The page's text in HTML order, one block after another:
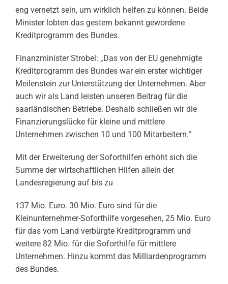
eng vernetzt sein, um wirklich helfen zu können. Beide
Minister lobten das gestern bekannt gewordene
Kreditprogramm des Bundes.
Finanzminister Strobel: „Das von der EU genehmigte
Kreditprogramm des Bundes war ein erster wichtiger
Meilenstein zur Unterstützung der Unternehmen. Aber
auch wir als Land leisten unseren Beitrag für die
saarländischen Betriebe. Deshalb schließen wir die
Finanzierungslücke für kleine und mittlere
Unternehmen zwischen 10 und 100 Mitarbeitern.“
Mit der Erweiterung der Soforthilfen erhöht sich die
Summe der wirtschaftlichen Hilfen allein der
Landesregierung auf bis zu
137 Mio. Euro. 30 Mio. Euro sind für die
Kleinunternehmer-Soforthilfe vorgesehen, 25 Mio. Euro
für das vom Land verbürgte Kreditprogramm und
weitere 82 Mio. für die Soforthilfe für mittlere
Unternehmen. Hinzu kommt das Milliardenprogramm
des Bundes.